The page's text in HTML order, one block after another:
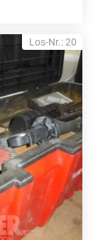
Los-Nr.: 20